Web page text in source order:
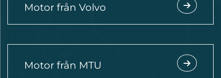
Motor från Volvo
Motor från MTU